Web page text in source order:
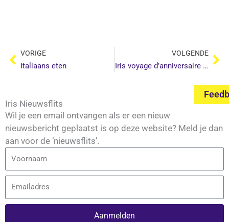
Vorige
VORIGE
Italiaans eten
VOLGENDE
Iris voyage d’anniversaire en Paris
Iris Nieuwsflits
Wil je een email ontvangen als er een nieuw
nieuwsbericht geplaatst is op deze website? Meld je dan
aan voor de ‘nieuwsflits’.
Email
Aanmelden